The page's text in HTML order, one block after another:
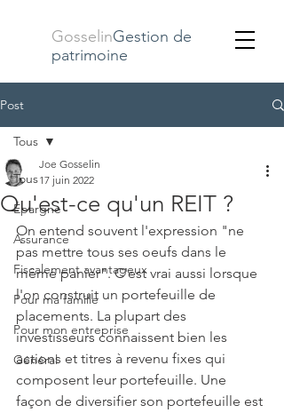
GosselinGestion de
patrimoine
Post
Tous
Épargne
Assurance
Fiscalement avantageux
Pour ma famille
Pour mon entreprise
Général
Tous
Qu'est-ce qu'un REIT ?
Joe Gosselin
17 juin 2022
On entend souvent l'expression "ne
pas mettre tous ses oeufs dans le
même panier". C'est vrai aussi lorsque
l'on construit un portefeuille de
placements. La plupart des
investisseurs connaissent bien les
actions et titres à revenu fixes qui
composent leur portefeuille. Une
façon de diversifier son portefeuille est